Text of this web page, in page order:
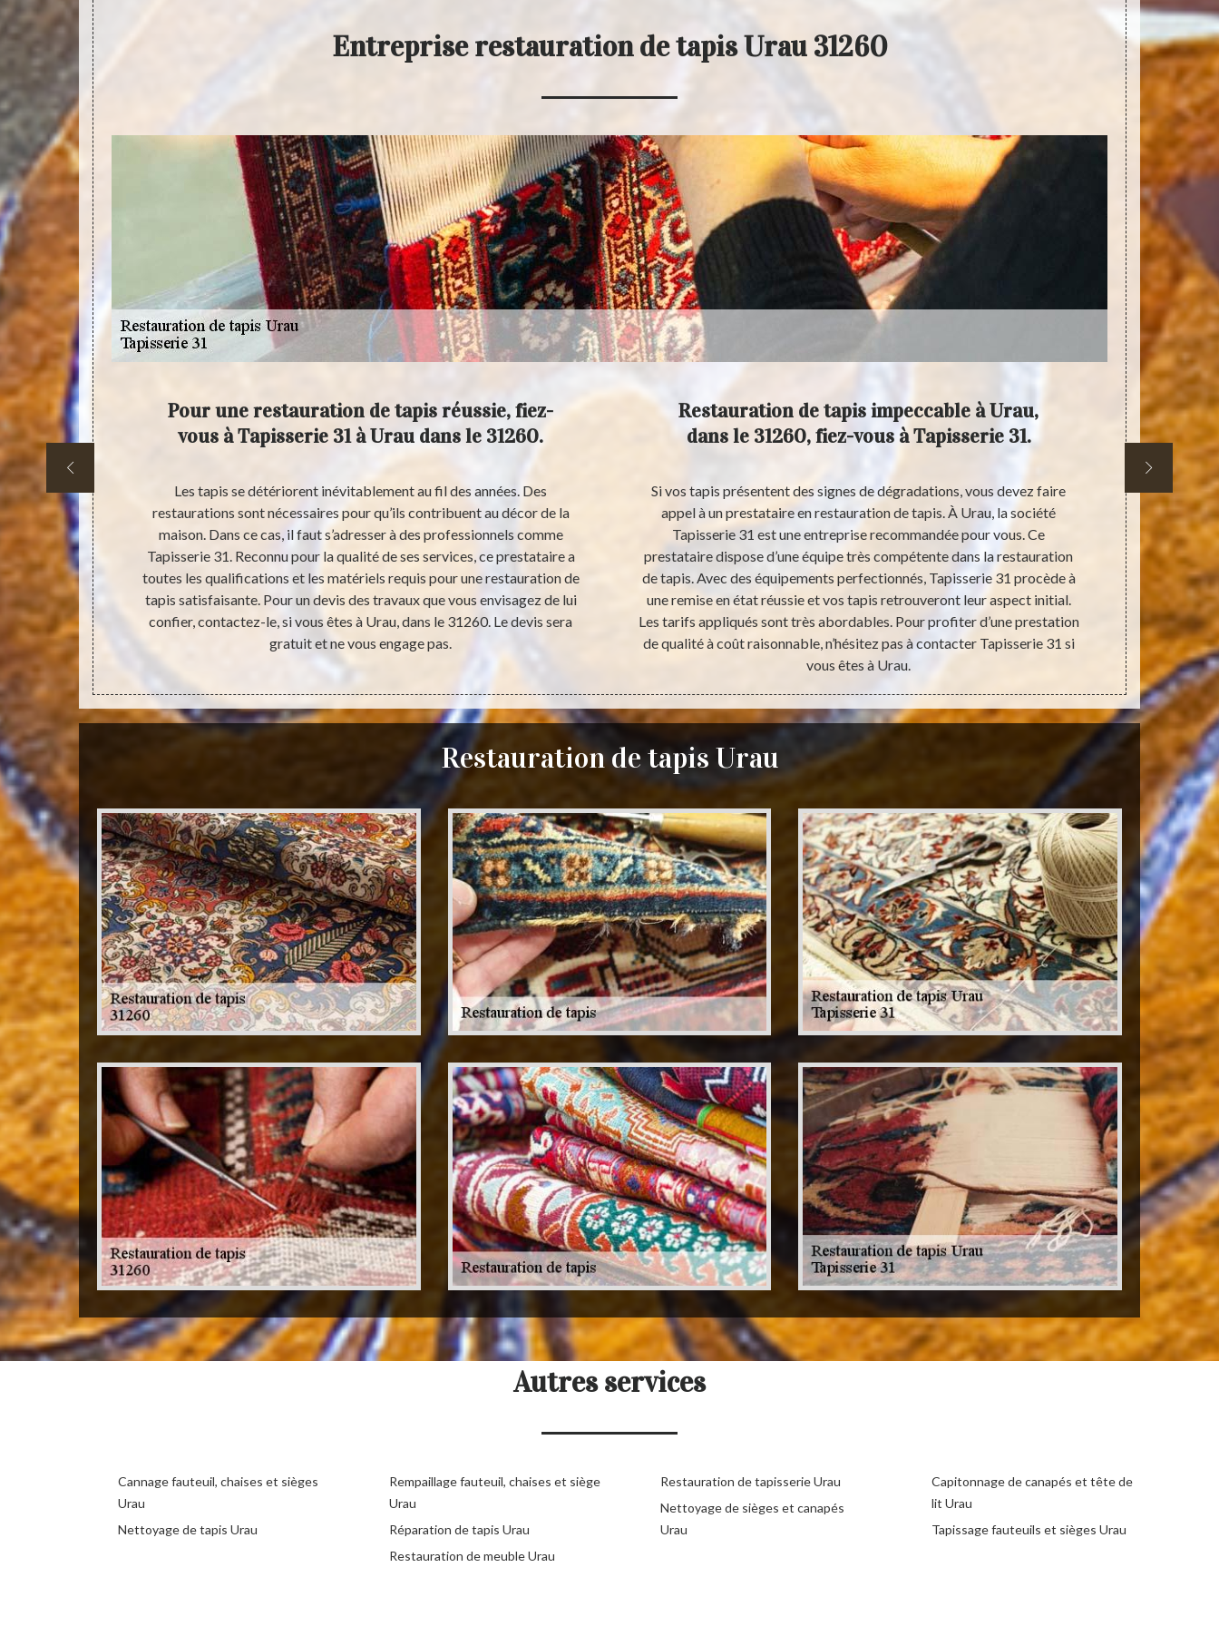
Entreprise restauration de tapis Urau 31260
des pièces
il est
service,
des
les prix
d’un
Tapisserie
Pour une restauration de tapis réussie, fiez-
vous à Tapisserie 31 à Urau dans le 31260.
Les tapis se détériorent inévitablement au fil des années. Des
restaurations sont nécessaires pour qu’ils contribuent au décor de la
maison. Dans ce cas, il faut s’adresser à des professionnels comme
Tapisserie 31. Reconnu pour la qualité de ses services, ce prestataire a
toutes les qualifications et les matériels requis pour une restauration de
tapis satisfaisante. Pour un devis des travaux que vous envisagez de lui
confier, contactez-le, si vous êtes à Urau, dans le 31260. Le devis sera
gratuit et ne vous engage pas.
Restauration de tapis impeccable à Urau,
dans le 31260, fiez-vous à Tapisserie 31.
Si vos tapis présentent des signes de dégradations, vous devez faire
appel à un prestataire en restauration de tapis. À Urau, la société
Tapisserie 31 est une entreprise recommandée pour vous. Ce
prestataire dispose d’une équipe très compétente dans la restauration
de tapis. Avec des équipements perfectionnés, Tapisserie 31 procède à
une remise en état réussie et vos tapis retrouveront leur aspect initial.
Les tarifs appliqués sont très abordables. Pour profiter d’une prestation
de qualité à coût raisonnable, n’hésitez pas à contacter Tapisserie 31 si
vous êtes à Urau.
Si vous
et de
tapis.
adéquats
quête
C’est
Restauration de tapis Urau
Autres services
Cannage fauteuil, chaises et sièges
Urau
Nettoyage de tapis Urau
Rempaillage fauteuil, chaises et siège
Urau
Réparation de tapis Urau
Restauration de meuble Urau
Restauration de tapisserie Urau
Nettoyage de sièges et canapés
Urau
Capitonnage de canapés et tête de
lit Urau
Tapissage fauteuils et sièges Urau